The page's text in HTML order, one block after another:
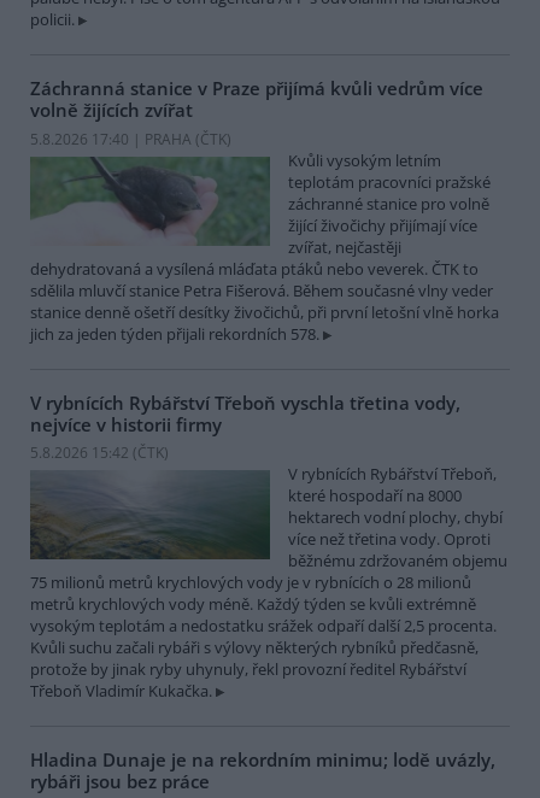
policii.
Záchranná stanice v Praze přijímá kvůli vedrům více
volně žijících zvířat
5.8.2026 17:40 | PRAHA (ČTK)
Kvůli vysokým letním
teplotám pracovníci pražské
záchranné stanice pro volně
žijící živočichy přijímají více
zvířat, nejčastěji
dehydratovaná a vysílená mláďata ptáků nebo veverek. ČTK to
sdělila mluvčí stanice Petra Fišerová. Během současné vlny veder
stanice denně ošetří desítky živočichů, při první letošní vlně horka
jich za jeden týden přijali rekordních 578.
V rybnících Rybářství Třeboň vyschla třetina vody,
nejvíce v historii firmy
5.8.2026 15:42 (ČTK)
V rybnících Rybářství Třeboň,
které hospodaří na 8000
hektarech vodní plochy, chybí
více než třetina vody. Oproti
běžnému zdržovaném objemu
75 milionů metrů krychlových vody je v rybnících o 28 milionů
metrů krychlových vody méně. Každý týden se kvůli extrémně
vysokým teplotám a nedostatku srážek odpaří další 2,5 procenta.
Kvůli suchu začali rybáři s výlovy některých rybníků předčasně,
protože by jinak ryby uhynuly, řekl provozní ředitel Rybářství
Třeboň Vladimír Kukačka.
Hladina Dunaje je na rekordním minimu; lodě uvázly,
rybáři jsou bez práce